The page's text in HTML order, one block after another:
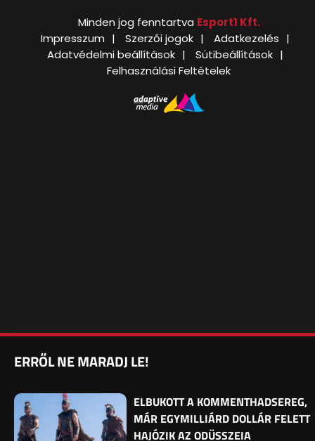
Minden jog fenntartva Esport1 Kft.
Impresszum
Szerzői jogok
Adatkezelés
Adatvédelmi beállítások
Sütibeállítások
Felhasználási Feltételek
ERRŐL NE MARADJ LE!
ELBUKOTT A KOMMENTHADSEREG,
MÁR EGYMILLIÁRD DOLLÁR FELETT
HAJÓZIK AZ ODÜSSZEIA